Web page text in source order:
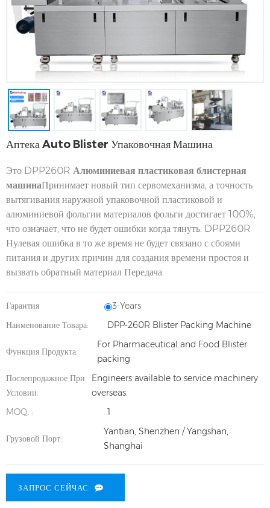
Аптека Auto Blister Упаковочная Машина
Это DPP260R Алюминиевая пластиковая блистерная
машинаПринимает новый тип сервомеханизма, а точность
вытягивания наружной упаковочной пластиковой и
алюминиевой фольгии материалов фольги достигает 100%,
что означает, что не будет ошибки когда тянуть. DPP260R
Нулевая ошибка в то же время не будет связано с сбоями
питания и других причин для создания времени простоя и
вызвать обратный материал Передача.
Гарантия
3-Years
Наименование Товара:
DPP-260R Blister Packing Machine
Функция Продукта:
For Pharmaceutical and Food Blister
packing
Послепродажное При
Условии:
Engineers available to service machinery
overseas.
MOQ. :
1
Грузовой Порт:
Yantian, Shenzhen / Yangshan,
Shanghai
ЗАПРОС СЕЙЧАС